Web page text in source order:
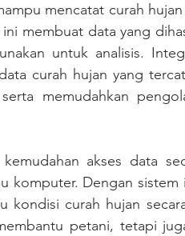
curah hujan yang
memudahkan
komputer. Dengan sistem
kondisi curah hujan
petani, tetapi